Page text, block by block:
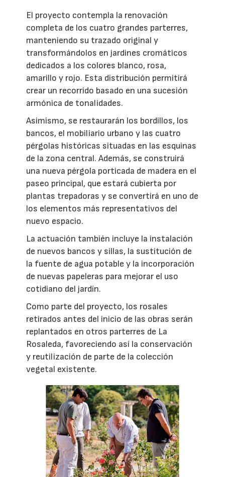
El proyecto contempla la renovación
completa de los cuatro grandes parterres,
manteniendo su trazado original y
transformándolos en jardines cromáticos
dedicados a los colores blanco, rosa,
amarillo y rojo. Esta distribución permitirá
crear un recorrido basado en una sucesión
armónica de tonalidades.
Asimismo, se restaurarán los bordillos, los
bancos, el mobiliario urbano y las cuatro
pérgolas históricas situadas en las esquinas
de la zona central. Además, se construirá
una nueva pérgola porticada de madera en el
paseo principal, que estará cubierta por
plantas trepadoras y se convertirá en uno de
los elementos más representativos del
nuevo espacio.
La actuación también incluye la instalación
de nuevos bancos y sillas, la sustitución de
la fuente de agua potable y la incorporación
de nuevas papeleras para mejorar el uso
cotidiano del jardín.
Como parte del proyecto, los rosales
retirados antes del inicio de las obras serán
replantados en otros parterres de La
Rosaleda, favoreciendo así la conservación
y reutilización de parte de la colección
vegetal existente.